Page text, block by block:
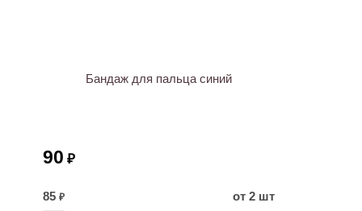
Бандаж для пальца синий
90 ₽
85 ₽
от 2 шт